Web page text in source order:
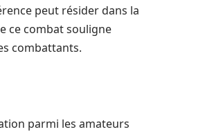
peut résider dans la
ce combat souligne
combattants.
parmi les amateurs